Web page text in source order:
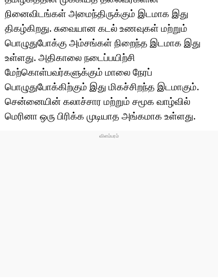
நினைவிடங்கள் அமைந்திருக்கும் இடமாக இது
திகழ்கிறது. சுவையான கடல் உணவுகள் மற்றும்
பொழுதுபோக்கு அம்சங்கள் நிறைந்த இடமாக இது
உள்ளது. அதிகாலை நடைப்பயிற்சி
மேற்கொள்பவர்களுக்கும் மாலை நேரப்
பொழுதுபோக்கிற்கும் இது மிகச்சிறந்த இடமாகும்.
சென்னையின் கலாச்சார மற்றும் சமூக வாழ்வில்
மெரினா ஒரு பிரிக்க முடியாத அங்கமாக உள்ளது.